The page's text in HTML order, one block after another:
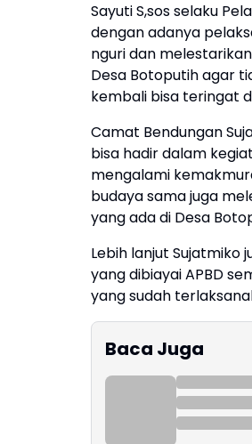
Sayuti S,sos selaku
dengan adanya
nguri dan
Desa Botoputih agar
kembali bisa teringat
Camat Bendungan
bisa hadir dalam
mengalami
budaya sama juga
yang ada di Desa
Lebih lanjut
yang dibiayai APBD
yang sudah
Baca Juga